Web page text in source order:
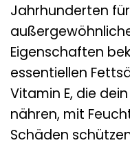
Jahrhunderten
Eigenschaften
essentiellen
Vitamin E, die
nähren, mit
Schäden